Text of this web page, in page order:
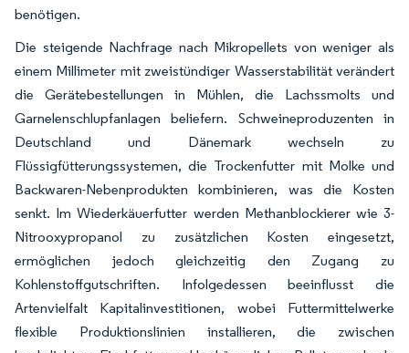
benötigen.
Die steigende Nachfrage nach Mikropellets von weniger als
einem Millimeter mit zweistündiger Wasserstabilität verändert
die Gerätebestellungen in Mühlen, die Lachssmolts und
Garnelenschlupfanlagen beliefern. Schweineproduzenten in
Deutschland und Dänemark wechseln zu
Flüssigfütterungssystemen, die Trockenfutter mit Molke und
Backwaren-Nebenprodukten kombinieren, was die Kosten
senkt. Im Wiederkäuerfutter werden Methanblockierer wie 3-
Nitrooxypropanol zu zusätzlichen Kosten eingesetzt,
ermöglichen jedoch gleichzeitig den Zugang zu
Kohlenstoffgutschriften. Infolgedessen beeinflusst die
Artenvielfalt Kapitalinvestitionen, wobei Futtermittelwerke
flexible Produktionslinien installieren, die zwischen